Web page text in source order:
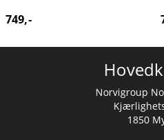
749,-
Norvigroup
1850